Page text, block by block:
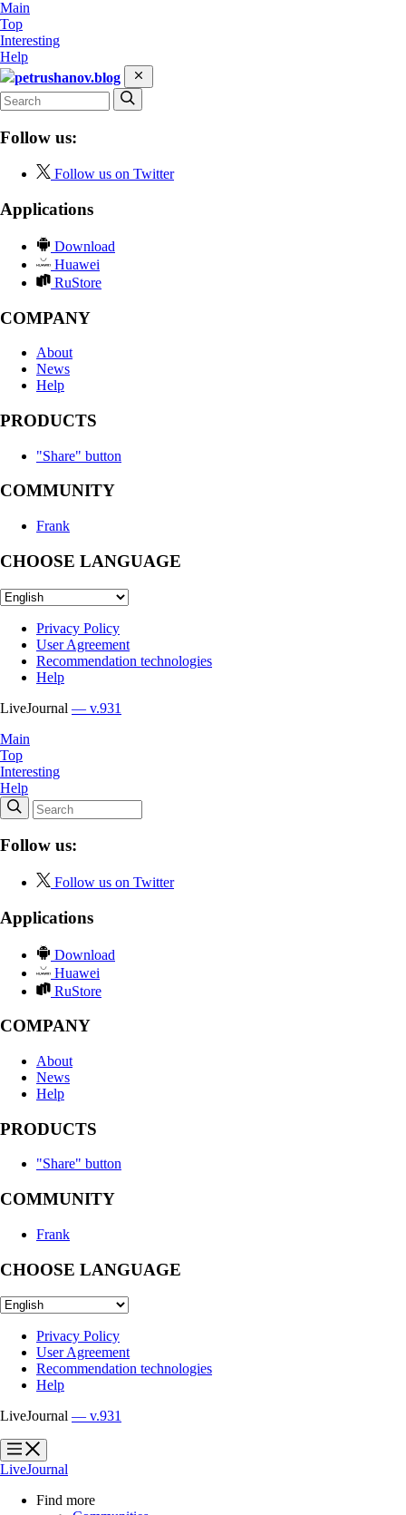
Main
Top
Interesting
Help
petrushanov.blog
Follow us:
Follow us on Twitter
Applications
Download
Huawei
RuStore
COMPANY
About
News
Help
PRODUCTS
"Share" button
COMMUNITY
Frank
CHOOSE LANGUAGE
Privacy Policy
User Agreement
Recommendation technologies
Help
LiveJournal — v.931
Main
Top
Interesting
Help
Follow us:
Follow us on Twitter
Applications
Download
Huawei
RuStore
COMPANY
About
News
Help
PRODUCTS
"Share" button
COMMUNITY
Frank
CHOOSE LANGUAGE
Privacy Policy
User Agreement
Recommendation technologies
Help
LiveJournal — v.931
?
?
LiveJournal
Find more